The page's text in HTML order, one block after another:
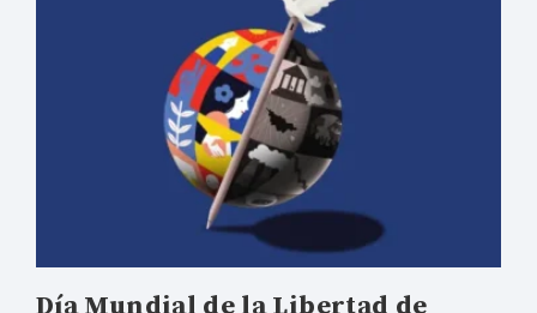
Día Mundial de la Libertad de